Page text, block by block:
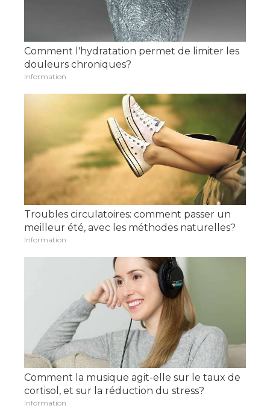
Comment l'hydratation permet de limiter les
douleurs chroniques?
Information
Troubles circulatoires: comment passer un
meilleur été, avec les méthodes naturelles?
Information
Comment la musique agit-elle sur le taux de
cortisol, et sur la réduction du stress?
Information